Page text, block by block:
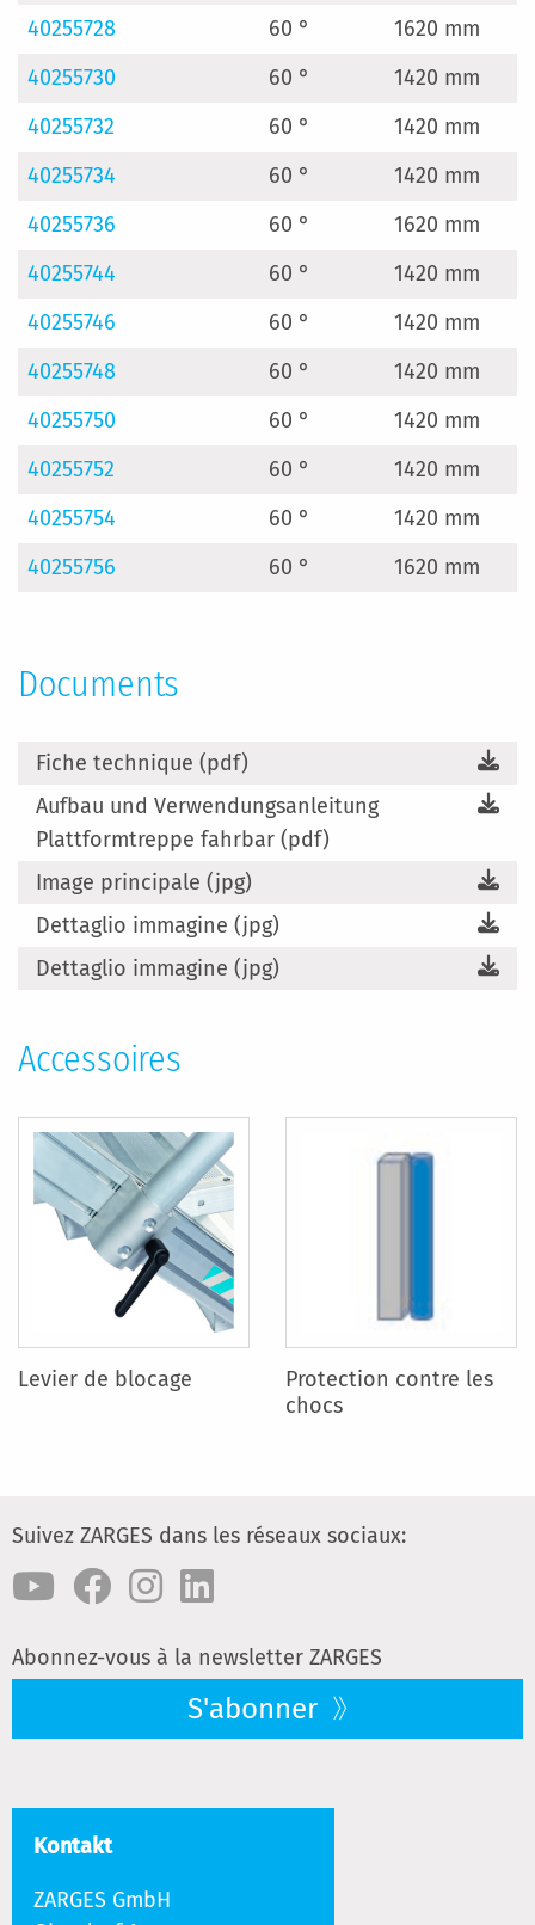
40255728
60 °
1620 mm
40255730
60 °
1420 mm
40255732
60 °
1420 mm
40255734
60 °
1420 mm
40255736
60 °
1620 mm
40255744
60 °
1420 mm
40255746
60 °
1420 mm
40255748
60 °
1420 mm
40255750
60 °
1420 mm
40255752
60 °
1420 mm
40255754
60 °
1420 mm
40255756
60 ° 1620 mm
Documents
Fiche technique (pdf)
Aufbau und Verwendungsanleitung
Plattformtreppe fahrbar (pdf)
Image principale (jpg)
Dettaglio immagine (jpg)
Dettaglio immagine (jpg)
Accessoires
Levier de blocage
Protection contre les
chocs
Suivez ZARGES dans les réseaux sociaux:
Abonnez-vous à la newsletter ZARGES
S'abonner
Kontakt
ZARGES GmbH